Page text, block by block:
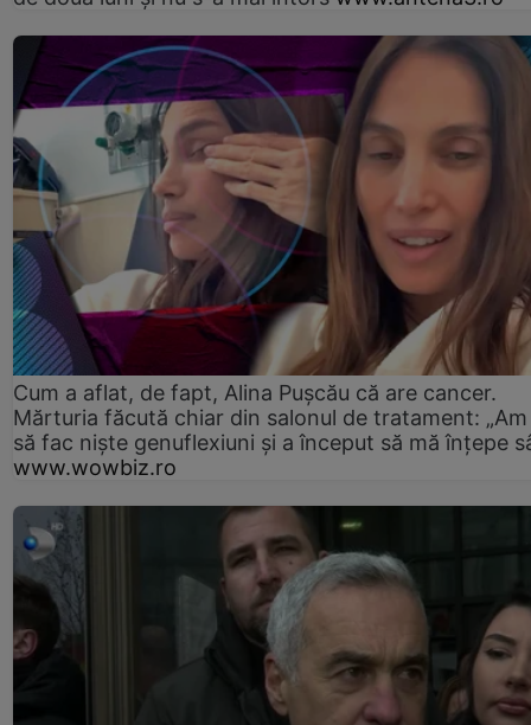
Cum a aflat, de fapt, Alina Pușcău că are cancer.
Mărturia făcută chiar din salonul de tratament:
să fac niște genuflexiuni și a început să mă înțepe
www.wowbiz.ro